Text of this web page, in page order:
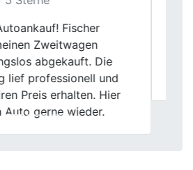
Beratung und die
von Fischer
Der Verkaufsprozess